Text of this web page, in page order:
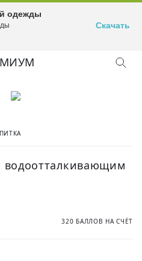
320 БАЛЛОВ НА СЧЁТ
одежды
Скачать